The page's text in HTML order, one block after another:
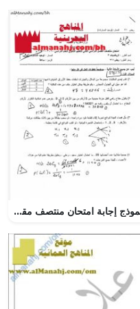
نموذج إجابة امتحان منتصف مقرر ريض 261 عام (-) (رياضيات) الثاني الثانوي